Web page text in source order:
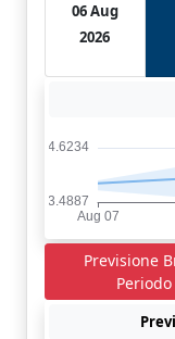
06 Aug
2026
Previsione
Periodo